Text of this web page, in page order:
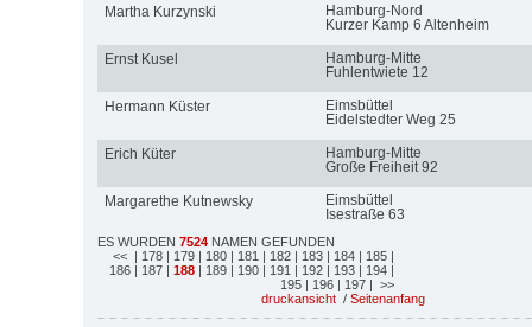
Martha Kurzynski
Hamburg-Nord
Kurzer Kamp 6 Altenheim
Ernst Kusel
Hamburg-Mitte
Fuhlentwiete 12
Hermann Küster
Eimsbüttel
Eidelstedter Weg 25
Erich Küter
Hamburg-Mitte
Große Freiheit 92
Margarethe Kutnewsky
Eimsbüttel
Isestraße 63
ES WURDEN 7524 NAMEN GEFUNDEN
<< | 178 | 179 | 180 | 181 | 182 | 183 | 184 | 185 |
186 | 187 | 188 | 189 | 190 | 191 | 192 | 193 | 194 |
195 | 196 | 197 | >>
druckansicht / Seitenanfang